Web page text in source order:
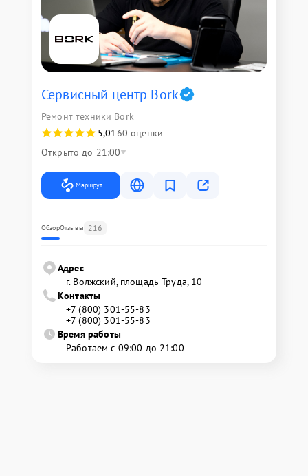
Сервисный центр Bork
Ремонт техники Bork
5,0160 оценки
Открыто до 21:00
Маршрут
ОбзорОтзывы 216
Адрес
г. Волжский, площадь Труда, 10
Контакты
+7 (800) 301-55-83
+7 (800) 301-55-83
Время работы
Работаем с 09:00 до 21:00